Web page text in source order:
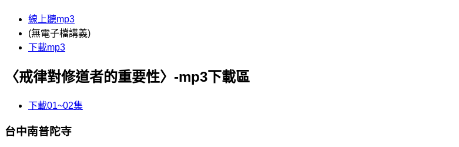
線上聽mp3
(無電子檔講義)
下載mp3
〈戒律對修道者的重要性〉-mp3下載​區
下載01~02集
台中南普陀寺​